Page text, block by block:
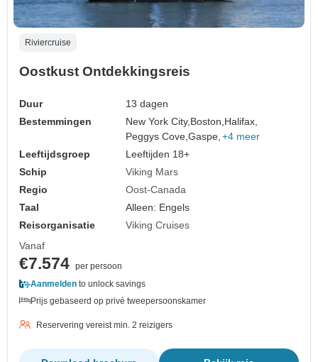
Riviercruise
Oostkust Ontdekkingsreis
Duur
13 dagen
Bestemmingen
New York City, Boston, Halifax,
Peggys Cove,Gaspe, +4 meer
Leeftijdsgroep
Leeftijden 18+
Schip
Viking Mars
Regio
Oost-Canada
Taal
Alleen: Engels
Reisorganisatie
Viking Cruises
Vanaf
€7.574 per persoon
Aanmelden to unlock savings
Prijs gebaseerd op privé tweepersoonskamer
Reservering vereist min. 2 reizigers